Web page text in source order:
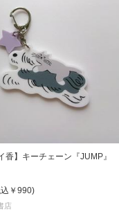
香】キーチェーン『JUMP』
￥990)
店